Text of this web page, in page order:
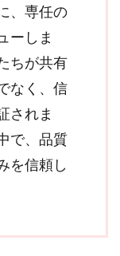
、専任の
ーしま
ちが共有
なく、信
されま
で、品質
を信頼し